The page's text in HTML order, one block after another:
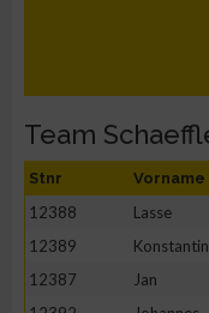
Team
Stnr Vorname
12388 Lasse
12389
Konstantin
12387
Jan